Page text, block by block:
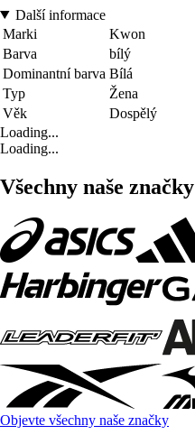
Další informace
Marki
Kwon
Barva
bílý
Dominantní barva Bílá
Typ
Žena
Věk
Dospělý
Loading...
Loading...
Všechny naše značky
Objevte všechny naše značky